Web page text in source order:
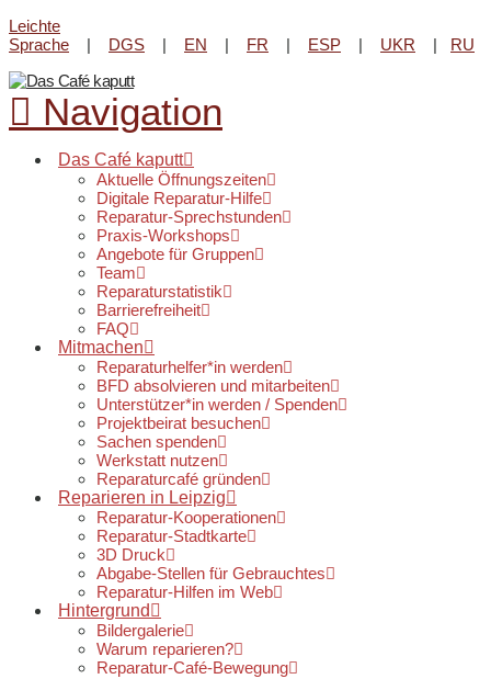
Leichte
Sprache | DGS | EN | FR | ESP | UKR | RU
Navigation
Das Café kaputt
Aktuelle Öffnungszeiten
Digitale Reparatur-Hilfe
Reparatur-Sprechstunden
Praxis-Workshops
Angebote für Gruppen
Team
Reparaturstatistik
Barrierefreiheit
FAQ
Mitmachen
Reparaturhelfer*in werden
BFD absolvieren und mitarbeiten
Unterstützer*in werden / Spenden
Projektbeirat besuchen
Sachen spenden
Werkstatt nutzen
Reparaturcafé gründen
Reparieren in Leipzig
Reparatur-Kooperationen
Reparatur-Stadtkarte
3D Druck
Abgabe-Stellen für Gebrauchtes
Reparatur-Hilfen im Web
Hintergrund
Bildergalerie
Warum reparieren?
Reparatur-Café-Bewegung
Reparatur-Angebot im Lene-
Voigt Park beimKultur-Kiosk
am
Infos & Öffnungszeiten